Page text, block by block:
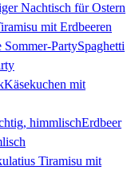
Nachtisch für Ostern
mit Erdbeeren
Spaghetti
Käsekuchen mit
Erdbeer
Tiramisu mit